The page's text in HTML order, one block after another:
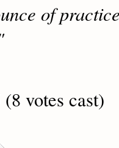
of
votes cast)